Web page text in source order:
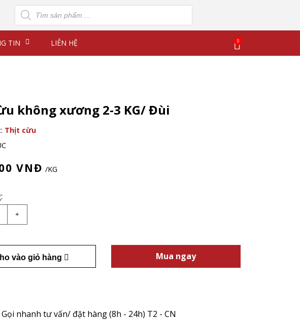
Tìm
kiếm
sản
phẩm
0
TIN LIÊN HỆ
không xương 2-3 KG/ Đùi
Thịt cừu
VNĐ /KG
cừu không xương 2-3 KG/ Đùi số lượng
+
vào giỏ hàng Mua ngay
Gọi nhanh tư vấn/ đặt hàng (8h - 24h) T2 - CN